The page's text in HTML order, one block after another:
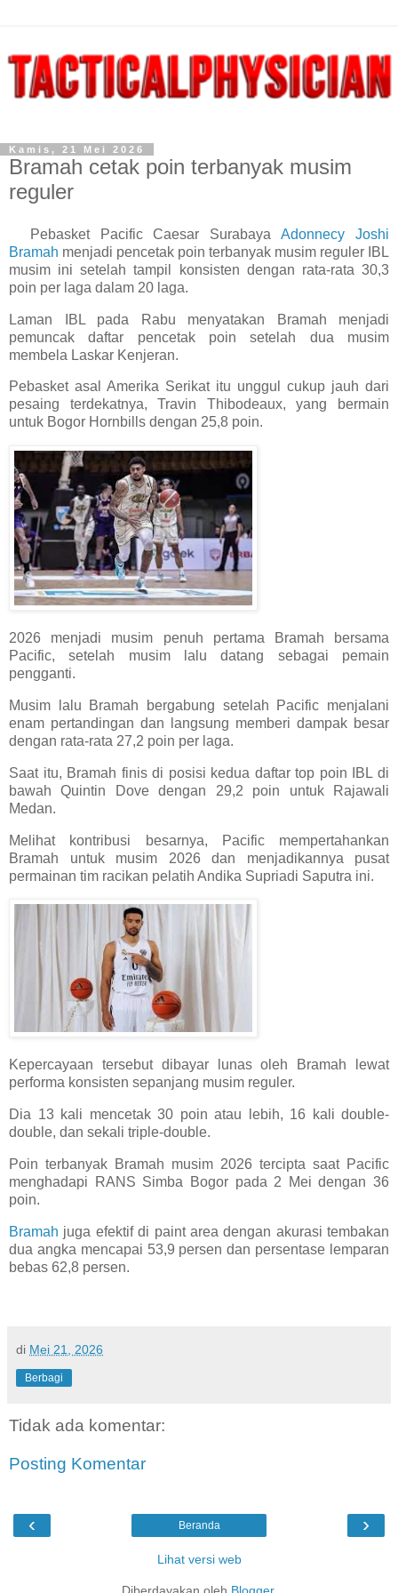
Kamis, 21 Mei 2026
Bramah cetak poin terbanyak musim
reguler
Pebasket Pacific Caesar Surabaya Adonnecy Joshi
Bramah menjadi pencetak poin terbanyak musim reguler IBL
musim ini setelah tampil konsisten dengan rata-rata 30,3
poin per laga dalam 20 laga.
Laman IBL pada Rabu menyatakan Bramah menjadi
pemuncak daftar pencetak poin setelah dua musim
membela Laskar Kenjeran.
Pebasket asal Amerika Serikat itu unggul cukup jauh dari
pesaing terdekatnya, Travin Thibodeaux, yang bermain
untuk Bogor Hornbills dengan 25,8 poin.
2026 menjadi musim penuh pertama Bramah bersama
Pacific, setelah musim lalu datang sebagai pemain
pengganti.
Musim lalu Bramah bergabung setelah Pacific menjalani
enam pertandingan dan langsung memberi dampak besar
dengan rata-rata 27,2 poin per laga.
Saat itu, Bramah finis di posisi kedua daftar top poin IBL di
bawah Quintin Dove dengan 29,2 poin untuk Rajawali
Medan.
Melihat kontribusi besarnya, Pacific mempertahankan
Bramah untuk musim 2026 dan menjadikannya pusat
permainan tim racikan pelatih Andika Supriadi Saputra ini.
Kepercayaan tersebut dibayar lunas oleh Bramah lewat
performa konsisten sepanjang musim reguler.
Dia 13 kali mencetak 30 poin atau lebih, 16 kali double-
double, dan sekali triple-double.
Poin terbanyak Bramah musim 2026 tercipta saat Pacific
menghadapi RANS Simba Bogor pada 2 Mei dengan 36
poin.
Bramah juga efektif di paint area dengan akurasi tembakan
dua angka mencapai 53,9 persen dan persentase lemparan
bebas 62,8 persen.
di Mei 21, 2026
Berbagi
Tidak ada komentar:
Posting Komentar
‹ ›
Beranda
Lihat versi web
Diberdayakan oleh Blogger.